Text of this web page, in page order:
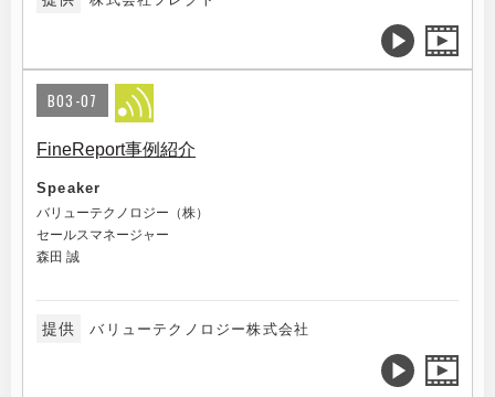
B03-07
FineReport事例紹介
Speaker
バリューテクノロジー（株）
セールスマネージャー
森田 誠
提供 バリューテクノロジー株式会社